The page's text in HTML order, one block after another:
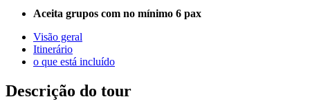
Aceita grupos com no mínimo 6 pax
Visão geral
Itinerário
o que está incluído
Descrição do tour